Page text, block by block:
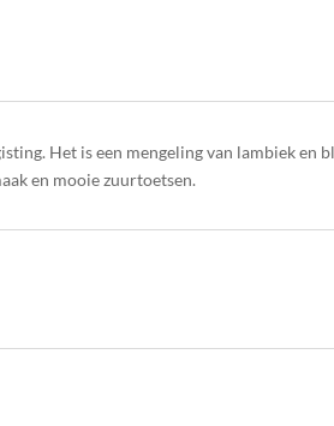
Het is een mengeling van lambiek en
en mooie zuurtoetsen.